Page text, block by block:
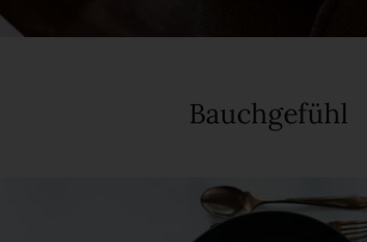
Bauchgefühl